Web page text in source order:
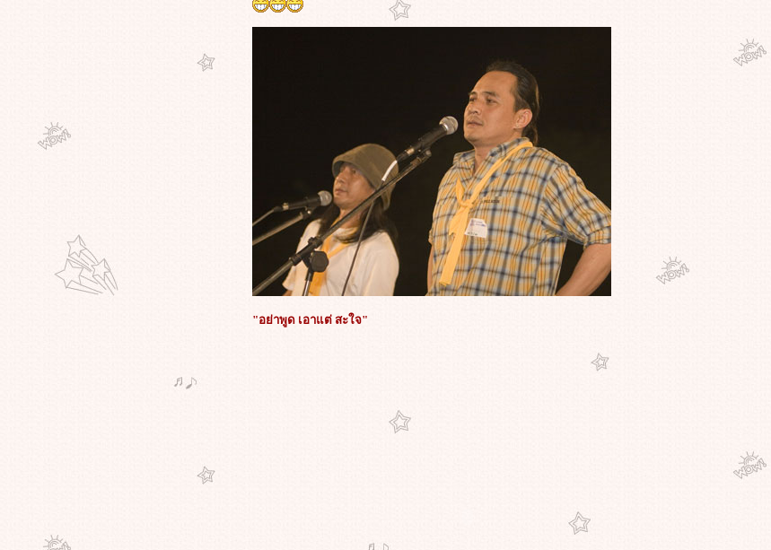
"ออง ซาน ซูจี" ในหนังของ "ลุค
นาฮี 6 ปี - ห้ามทำหนัง 20 ปี ข้อหา
กระทำการอันขัดต่อรัฐบาล
รงบันดาลใจทางความคิด หรือ
ละเมิดสิทธิทางปัญญา กับหนังเรื่อง
เยี่ยมแห่งปี The Social Network
ตามไปดู บางฉากบางตอนของการ
ชาติพงษ์ และทีมงาน"ลุงบุญมีระลึก
ทัศนะถึงความแตกแยกที่เกิดขึ้นใน
ดำรัสTheKingCanDoNoWrongเกิดขึ้น
"อย่าพูด เอาแต่ สะใจ"